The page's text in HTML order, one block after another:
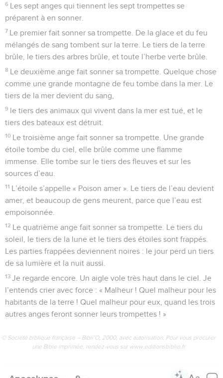
6 Les sept anges qui tiennent les sept trompettes se
préparent à en sonner.
7 Le premier fait sonner sa trompette. De la glace et du feu
mélangés de sang tombent sur la terre. Le tiers de la terre
brûle, le tiers des arbres brûle, et toute l’herbe verte brûle.
8 Le deuxième ange fait sonner sa trompette. Quelque chose
comme une grande montagne de feu tombe dans la mer. Le
tiers de la mer devient du sang,
9 le tiers des animaux qui vivent dans la mer est tué, et le
tiers des bateaux est détruit.
10 Le troisième ange fait sonner sa trompette. Une grande
étoile tombe du ciel, elle brûle comme une flamme
immense. Elle tombe sur le tiers des fleuves et sur les
sources d’eau.
11 L’étoile s’appelle « Poison amer ». Le tiers de l’eau devient
amer, et beaucoup de gens meurent, parce que l’eau est
empoisonnée.
12 Le quatrième ange fait sonner sa trompette. Le tiers du
soleil, le tiers de la lune et le tiers des étoiles sont frappés.
Les parties frappées deviennent noires : le jour perd un tiers
de sa lumière et la nuit aussi.
13 Je regarde encore. Un aigle vole très haut dans le ciel. Je
l’entends crier avec force : « Malheur ! Quel malheur pour les
habitants de la terre ! Quel malheur pour eux, quand les trois
autres anges feront sonner leurs trompettes ! »
© Société biblique française – Bibli’O, 2000, avec autorisation. Pour vous procurer
une Bible imprimée, rendez-vous sur www.editionsbiblio.fr